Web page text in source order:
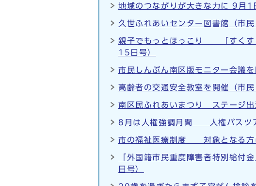
地域のつながりが大きな力に 9月
久世ふれあいセンター図書館（市
親子でもっとほっこり 「すくす
15日号）
市民しんぶん南区版モニター会議
高齢者の交通安全教室を開催（市
南区民ふれあいまつり ステージ
8月は人権強調月間 人権バスツ
市の福祉医療制度 対象となる方
「外国籍市民重度障害者特別給
日号）